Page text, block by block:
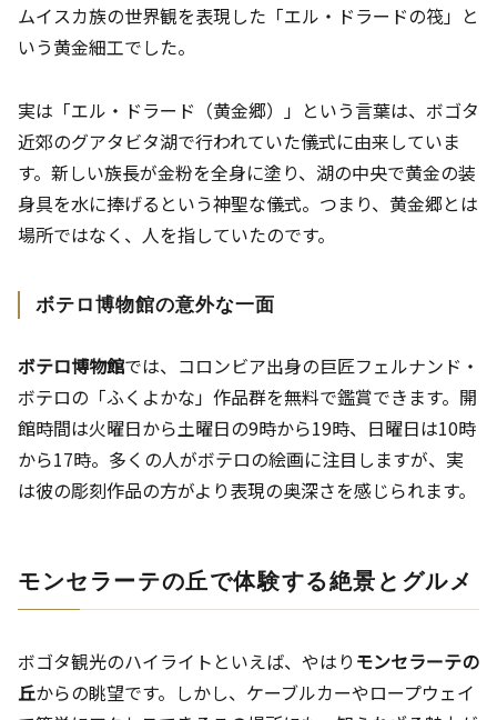
ムイスカ族の世界観を表現した「エル・ドラードの筏」と
いう黄金細工でした。
実は「エル・ドラード（黄金郷）」という言葉は、ボゴタ
近郊のグアタビタ湖で行われていた儀式に由来していま
す。新しい族長が金粉を全身に塗り、湖の中央で黄金の装
身具を水に捧げるという神聖な儀式。つまり、黄金郷とは
場所ではなく、人を指していたのです。
ボテロ博物館の意外な一面
ボテロ博物館では、コロンビア出身の巨匠フェルナンド・
ボテロの「ふくよかな」作品群を無料で鑑賞できます。開
館時間は火曜日から土曜日の9時から19時、日曜日は10時
から17時。多くの人がボテロの絵画に注目しますが、実
は彼の彫刻作品の方がより表現の奥深さを感じられます。
モンセラーテの丘で体験する絶景とグルメ
ボゴタ観光のハイライトといえば、やはり モンセラーテの
丘からの眺望です。しかし、ケーブルカーやロープウェイ